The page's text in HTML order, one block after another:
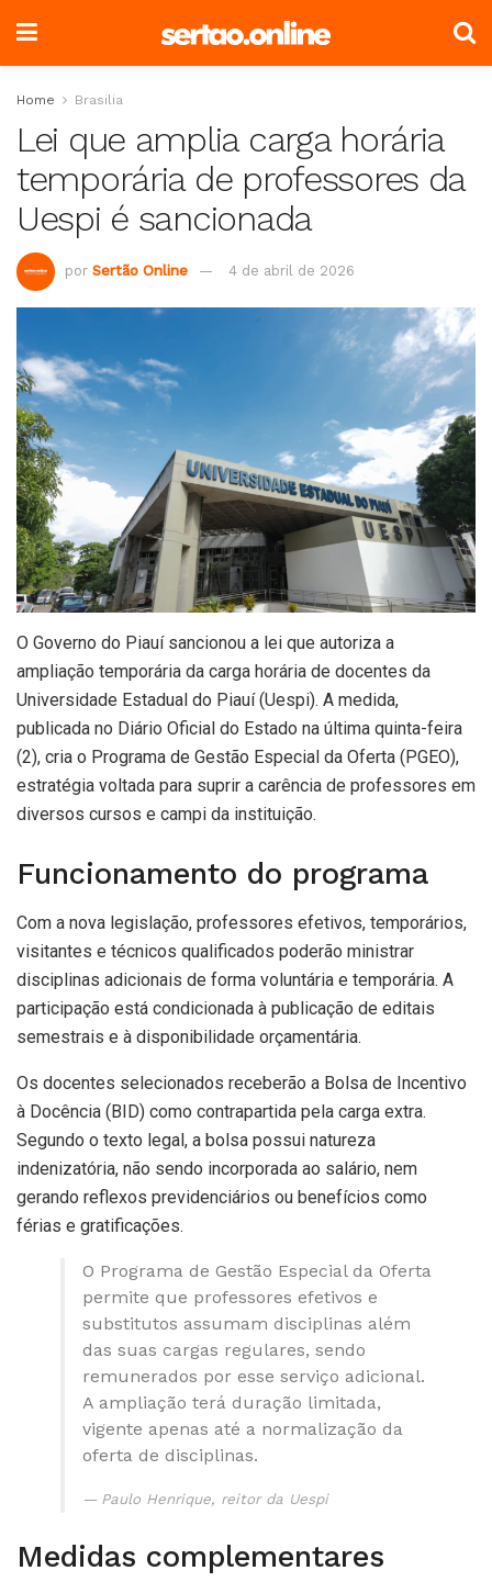
Home Brasilia
Lei que amplia carga horária
temporária de professores da
Uespi é sancionada
por Sertão Online 4 de abril de 2026
O Governo do Piauí sancionou a lei que autoriza a
ampliação temporária da carga horária de docentes da
Universidade Estadual do Piauí (Uespi). A medida,
publicada no Diário Oficial do Estado na última quinta-feira
(2), cria o Programa de Gestão Especial da Oferta (PGEO),
estratégia voltada para suprir a carência de professores em
diversos cursos e campi da instituição.
Funcionamento do programa
Com a nova legislação, professores efetivos, temporários,
visitantes e técnicos qualificados poderão ministrar
disciplinas adicionais de forma voluntária e temporária. A
participação está condicionada à publicação de editais
semestrais e à disponibilidade orçamentária.
Os docentes selecionados receberão a Bolsa de Incentivo
à Docência (BID) como contrapartida pela carga extra.
Segundo o texto legal, a bolsa possui natureza
indenizatória, não sendo incorporada ao salário, nem
gerando reflexos previdenciários ou benefícios como
férias e gratificações.
O Programa de Gestão Especial da Oferta
permite que professores efetivos e
substitutos assumam disciplinas além
das suas cargas regulares, sendo
remunerados por esse serviço adicional.
A ampliação terá duração limitada,
vigente apenas até a normalização da
oferta de disciplinas.
Paulo Henrique, reitor da Uespi
Medidas complementares